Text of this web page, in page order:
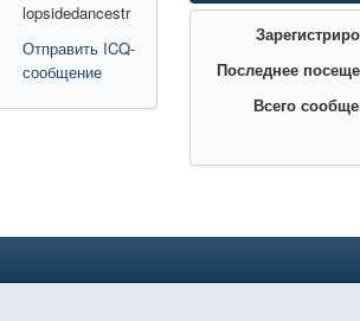
lopsidedancestr
Отправить ICQ-
сообщение
Последнее
Всего